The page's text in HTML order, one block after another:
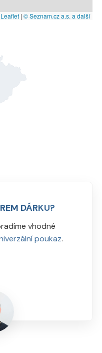
| © Seznam.cz a.s. a další
DÁRKU?
vhodné
poukaz.